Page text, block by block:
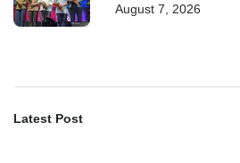
Crossborder Fest 2026
August 7, 2026
Latest Post